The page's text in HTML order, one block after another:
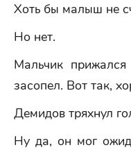
Хоть бы малыш не
Но нет.
Мальчик
засопел. Вот так,
Демидов тряхнул
Ну да, он мог